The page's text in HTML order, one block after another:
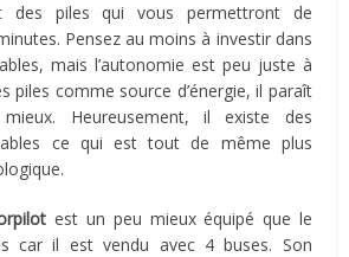
des piles qui vous permettront de
Pensez au moins à investir dans
mais l’autonomie est peu juste à
piles comme source d’énergie, il paraît
Heureusement, il existe des
ce qui est tout de même plus
est un peu mieux équipé que le
car il est vendu avec 4 buses. Son